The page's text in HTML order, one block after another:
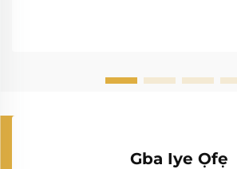
Gba Iye Ọfẹ